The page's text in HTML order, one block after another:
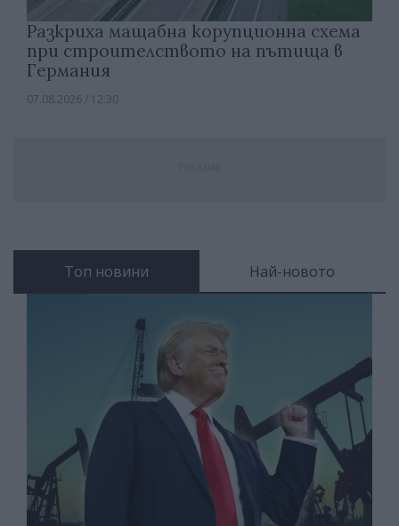
Разкриха мащабна корупционна схема
при строителството на пътища в
Германия
07.08.2026 / 12:30
Топ новини Най-новото